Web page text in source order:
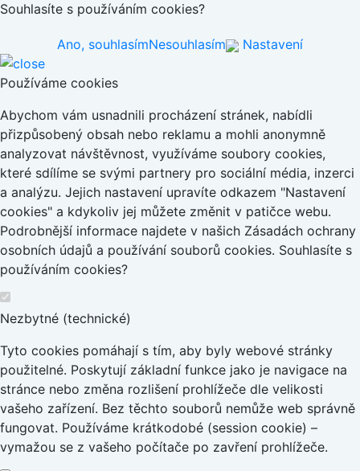
Souhlasíte s používáním cookies?
Ano, souhlasímNesouhlasím Nastavení
Používáme cookies
Abychom vám usnadnili procházení stránek, nabídli
přizpůsobený obsah nebo reklamu a mohli anonymně
analyzovat návštěvnost, využíváme soubory cookies,
které sdílíme se svými partnery pro sociální média, inzerci
a analýzu. Jejich nastavení upravíte odkazem "Nastavení
cookies" a kdykoliv jej můžete změnit v patičce webu.
Podrobnější informace najdete v našich Zásadách ochrany
osobních údajů a používání souborů cookies. Souhlasíte s
používáním cookies?
Nezbytné (technické)
Tyto cookies pomáhají s tím, aby byly webové stránky
použitelné. Poskytují základní funkce jako je navigace na
stránce nebo změna rozlišení prohlížeče dle velikosti
vašeho zařízení. Bez těchto souborů nemůže web správně
fungovat. Používáme krátkodobé (session cookie) –
vymažou se z vašeho počítače po zavření prohlížeče.